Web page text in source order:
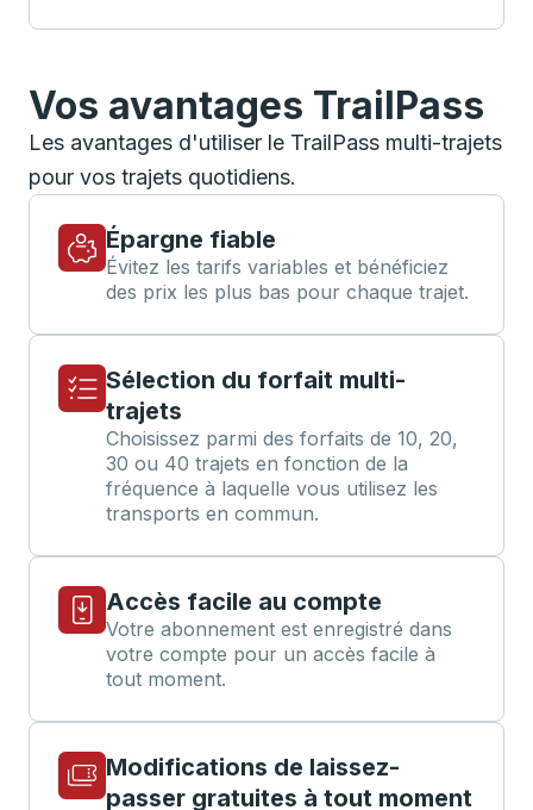
Vos avantages TrailPass
Les avantages d'utiliser le TrailPass multi-trajets
pour vos trajets quotidiens.
Épargne fiable
Évitez les tarifs variables et bénéficiez
des prix les plus bas pour chaque trajet.
Sélection du forfait multi-
trajets
Choisissez parmi des forfaits de 10, 20,
30 ou 40 trajets en fonction de la
fréquence à laquelle vous utilisez les
transports en commun.
Accès facile au compte
Votre abonnement est enregistré dans
votre compte pour un accès facile à
tout moment.
Modifications de laissez-
passer gratuites à tout moment